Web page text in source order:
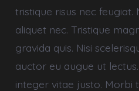
tristique risus nec feugiat.
aliquet nec. Tristique
gravida quis. Nisi
auctor eu augue ut
integer vitae justo. Morbi